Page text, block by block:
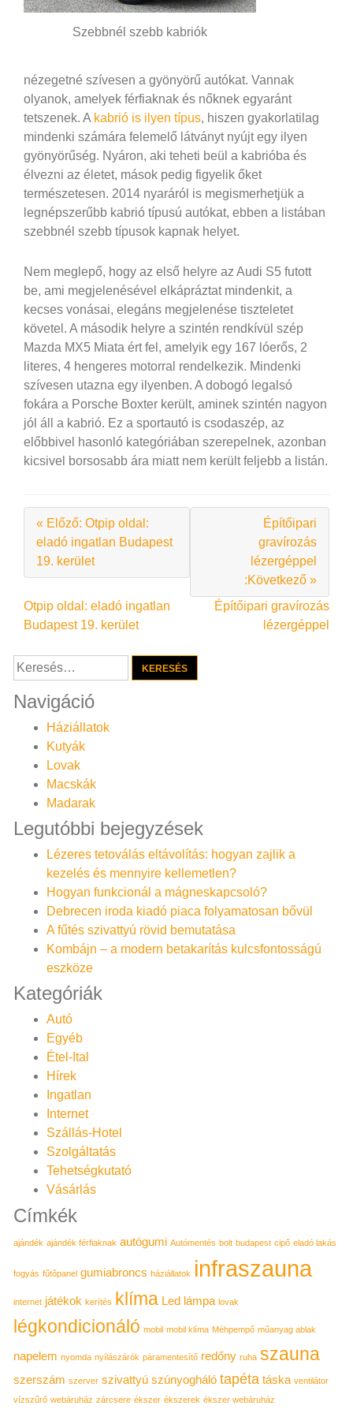
Szebbnél szebb kabriók
nézegetné szívesen a gyönyörű autókat. Vannak
olyanok, amelyek férfiaknak és nőknek egyaránt
tetszenek. A kabrió is ilyen típus, hiszen gyakorlatilag
mindenki számára felemelő látványt nyújt egy ilyen
gyönyörűség. Nyáron, aki teheti beül a kabrióba és
élvezni az életet, mások pedig figyelik őket
természetesen. 2014 nyaráról is megismerhetjük a
legnépszerűbb kabrió típusú autókat, ebben a listában
szebbnél szebb típusok kapnak helyet.
Nem meglepő, hogy az első helyre az Audi S5 futott
be, ami megjelenésével elkápráztat mindenkit, a
kecses vonásai, elegáns megjelenése tiszteletet
követel. A második helyre a szintén rendkívül szép
Mazda MX5 Miata ért fel, amelyik egy 167 lóerős, 2
literes, 4 hengeres motorral rendelkezik. Mindenki
szívesen utazna egy ilyenben. A dobogó legalsó
fokára a Porsche Boxter került, aminek szintén nagyon
jól áll a kabrió. Ez a sportautó is csodaszép, az
előbbivel hasonló kategóriában szerepelnek, azonban
kicsivel borsosabb ára miatt nem került feljebb a listán.
« Előző: Otpip oldal:
eladó ingatlan Budapest
19. kerület
Építőipari
gravírozás
lézergéppel
:Következő »
Bejegyzés
navigáció
Otpip oldal: eladó ingatlan
Budapest 19. kerület
Építőipari gravírozás
lézergéppel
Keresés:
Navigáció
Háziállatok
Kutyák
Lovak
Macskák
Madarak
Legutóbbi bejegyzések
Lézeres tetoválás eltávolítás: hogyan zajlik a
kezelés és mennyire kellemetlen?
Hogyan funkcionál a mágneskapcsoló?
Debrecen iroda kiadó piaca folyamatosan bővül
A fűtés szivattyú rövid bemutatása
Kombájn – a modern betakarítás kulcsfontosságú
eszköze
Kategóriák
Autó
Egyéb
Étel-Ital
Hírek
Ingatlan
Internet
Szállás-Hotel
Szolgáltatás
Tehetségkutató
Vásárlás
Címkék
ajándék ajándék férfiaknak autógumi Autómentés bolt budapest cipő eladó lakás
fogyás fűtőpanel gumiabroncs háziállatok infraszauna
internet játékok kerítés klíma Led lámpa lovak
légkondicionáló mobil mobil klíma Méhpempő műanyag ablak
napelem nyomda nyílászárók páramentesítő redőny ruha szauna
szerszám szerver szivattyú szúnyogháló tapéta táska ventilátor
vízszűrő webáruház zárcsere ékszer ékszerek ékszer webáruház